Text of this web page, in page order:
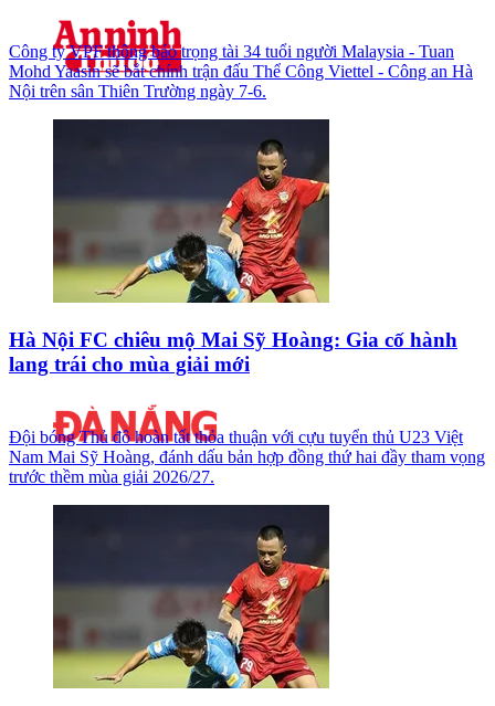
Công ty VPF thông báo trọng tài 34 tuổi người Malaysia - Tuan
Mohd Yaasin sẽ bắt chính trận đấu Thể Công Viettel - Công an Hà
Nội trên sân Thiên Trường ngày 7-6.
Hà Nội FC chiêu mộ Mai Sỹ Hoàng: Gia cố hành
lang trái cho mùa giải mới
Đội bóng Thủ đô hoàn tất thỏa thuận với cựu tuyển thủ U23 Việt
Nam Mai Sỹ Hoàng, đánh dấu bản hợp đồng thứ hai đầy tham vọng
trước thềm mùa giải 2026/27.